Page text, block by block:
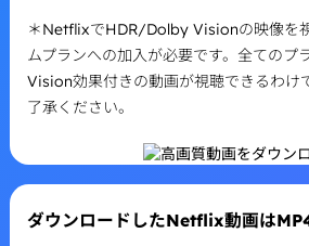
＊NetflixでHDR/Dolby Visionの映像を
ムプランへの加入が必要です。全ての
Vision効果付きの動画が視聴できるわけ
了承ください。
ダウンロードしたNetflix動画は